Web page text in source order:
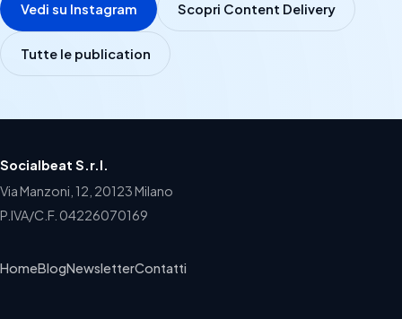
Vedi su Instagram Scopri Content Delivery
Tutte le publication
Socialbeat S.r.l.
Via Manzoni, 12, 20123 Milano
P.IVA/C.F. 04226070169
HomeBlogNewsletterContatti